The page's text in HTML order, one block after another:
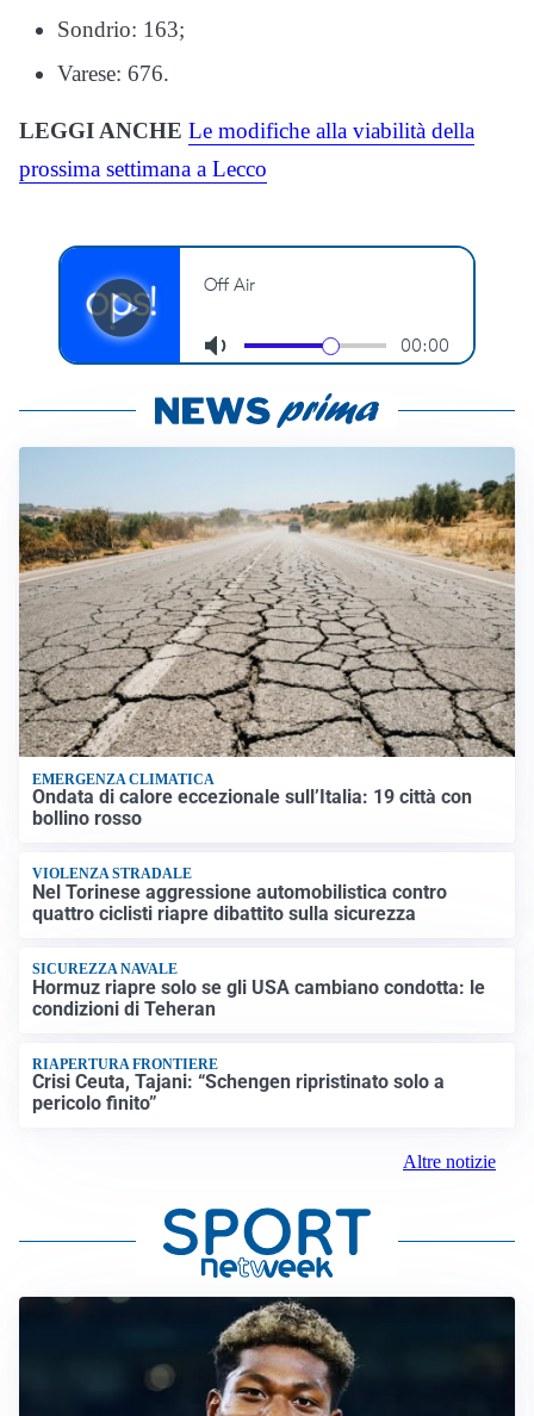
Sondrio: 163;
Varese: 676.
LEGGI ANCHE Le modifiche alla viabilità della
prossima settimana a Lecco
EMERGENZA CLIMATICA
Ondata di calore eccezionale sull’Italia: 19 città con
bollino rosso
VIOLENZA STRADALE
Nel Torinese aggressione automobilistica contro
quattro ciclisti riapre dibattito sulla sicurezza
SICUREZZA NAVALE
Hormuz riapre solo se gli USA cambiano condotta: le
condizioni di Teheran
RIAPERTURA FRONTIERE
Crisi Ceuta, Tajani: “Schengen ripristinato solo a
pericolo finito”
Altre notizie